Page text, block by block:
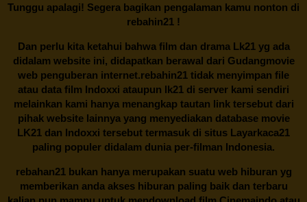
Tunggu apalagi! Segera bagikan pengalaman kamu nonton di
rebahin21 !
Dan perlu kita ketahui bahwa film dan dramaLk21yg ada
didalam website ini, didapatkan berawal dari Gudangmovie
web penguberan internet.rebahin21 tidak menyimpan file
atau data film Indoxxi ataupun lk21 di server kami sendiri
melainkan kami hanya menangkap tautan link tersebut dari
pihak website lainnya yang menyediakan database movie
LK21 dan Indoxxi tersebut termasuk di situs Layarkaca21
paling populer didalam dunia per-filman Indonesia.
rebahan21bukan hanya merupakan suatu web hiburan yg
memberikan anda akses hiburan paling baik dan terbaru